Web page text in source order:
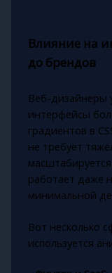
Влияние на
до брендов
Веб-дизайнеры
интерфейсы
градиентов в
не требует
работает даже
минимальной
Вот несколько
используется